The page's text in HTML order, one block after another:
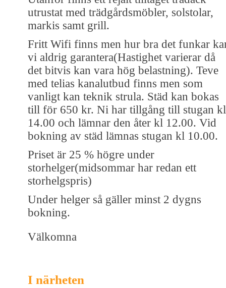
utrustat med trädgårdsmöbler, solstolar,
markis samt grill.
Fritt Wifi finns men hur bra det funkar
vi aldrig garantera(Hastighet varierar då
det bitvis kan vara hög belastning). Teve
med telias kanalutbud finns men som
vanligt kan teknik strula. Städ kan bokas
till för 650 kr. Ni har tillgång till stugan kl
14.00 och lämnar den åter kl 12.00. Vid
bokning av städ lämnas stugan kl 10.00.
Priset är 25 % högre under
storhelger(midsommar har redan ett
storhelgspris)
Under helger så gäller minst 2 dygns
bokning.
Välkomna
I närheten